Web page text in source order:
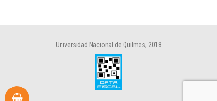
Universidad Nacional de Quilmes, 2018